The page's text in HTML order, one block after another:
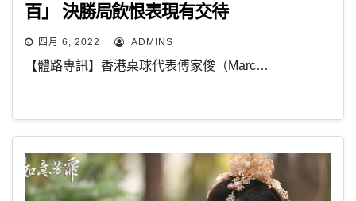
百」 決勝局飲恨表現有交待
四月 6, 2022 ADMINS
【體路專訊】香港桌球代表傅家俊（Marc…